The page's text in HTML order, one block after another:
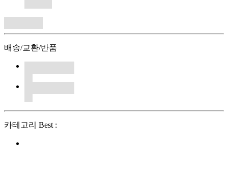
배송/교환/반품
카테고리 Best :